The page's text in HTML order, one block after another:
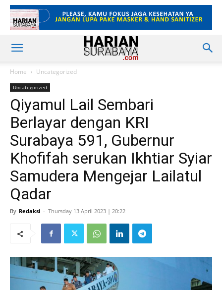
Home Uncategorized
Uncategorized
Qiyamul Lail Sembari
Berlayar dengan KRI
Surabaya 591, Gubernur
Khofifah serukan Ikhtiar Syiar
Samudera Mengejar Lailatul
Qadar
By Redaksi - Thursday 13 April 2023 | 20:22